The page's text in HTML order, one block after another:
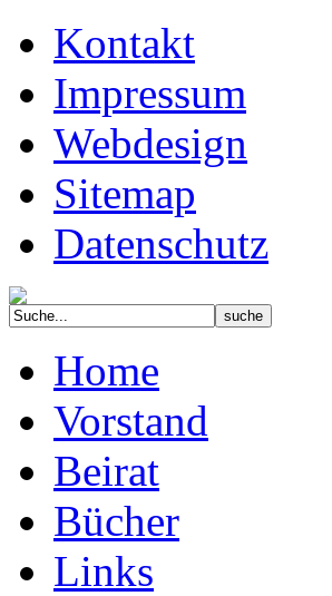
Kontakt
Impressum
Webdesign
Sitemap
Datenschutz
Home
Vorstand
Beirat
Bücher
Links